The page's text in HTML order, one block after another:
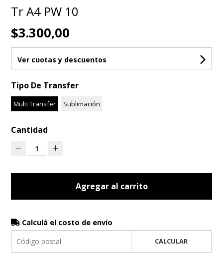
Tr A4 PW 10
$3.300,00
Ver cuotas y descuentos
Tipo De Transfer
Multi Transfer Sublimación
Cantidad
1
Agregar al carrito
Calculá el costo de envío
CALCULAR